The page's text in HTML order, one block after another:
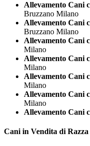
Allevamento Cani
Bruzzano Milano
Allevamento Cani
Bruzzano Milano
Allevamento Cani
Milano
Allevamento Cani
Milano
Allevamento Cani
Milano
Allevamento Cani
Milano
Allevamento Cani
Cani in Vendita di Razza